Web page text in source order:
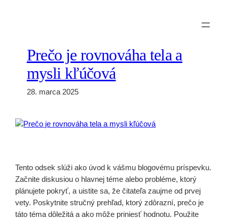
Prečo je rovnováha tela a
mysli kľúčová
28. marca 2025
Tento odsek slúži ako úvod k vášmu blogovému príspevku.
Začnite diskusiou o hlavnej téme alebo probléme, ktorý
plánujete pokryť, a uistite sa, že čitateľa zaujme od prvej
vety. Poskytnite stručný prehľad, ktorý zdôrazní, prečo je
táto téma dôležitá a ako môže priniesť hodnotu. Použite